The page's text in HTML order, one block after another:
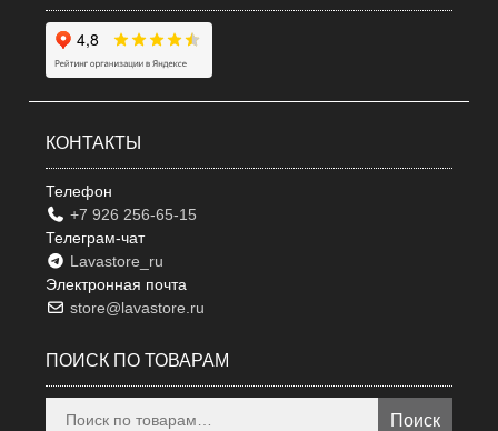
КОНТАКТЫ
Телефон
+7 926 256-65-15
Телеграм-чат
Lavastore_ru
Электронная почта
store@lavastore.ru
ПОИСК ПО ТОВАРАМ
Поиск